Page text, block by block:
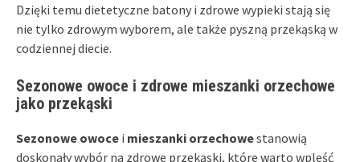
Dzięki temu dietetyczne batony i zdrowe wypieki stają się
nie tylko zdrowym wyborem, ale także pyszną przekąską w
codziennej diecie.
Sezonowe owoce i zdrowe mieszanki orzechowe
jako przekąski
Sezonowe owoce i mieszanki orzechowestanowią
doskonały wybór na zdrowe przekąski, które warto wpleść